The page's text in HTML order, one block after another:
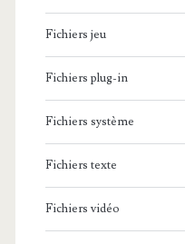
Fichiers jeu
Fichiers plug-in
Fichiers système
Fichiers texte
Fichiers vidéo